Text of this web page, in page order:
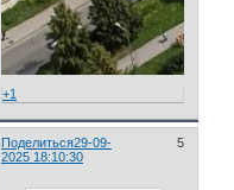
+1
Поделиться 5
29-09-
2025 18:10:30